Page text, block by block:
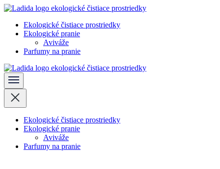
Skočiť
obsah
(stlačte
Ladida
Ekologické čistiace prostriedky
Ekologické pranie
Aviváže
Parfumy na pranie
Ladida
Ekologické čistiace prostriedky
Ekologické pranie
Aviváže
Parfumy na pranie